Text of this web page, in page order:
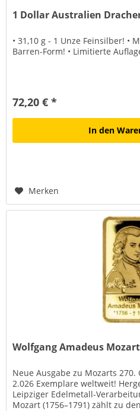
1 Dollar Australien
• 31,10 g - 1 Unze Feinsilber! •
Barren-Form! • Limitierte
72,20 € *
In den
Merken
Wolfgang Amadeus
Neue Ausgabe zu Mozarts
2.026 Exemplare weltweit!
Leipziger Edelmetall-
Mozart (1756–1791) zählt zu